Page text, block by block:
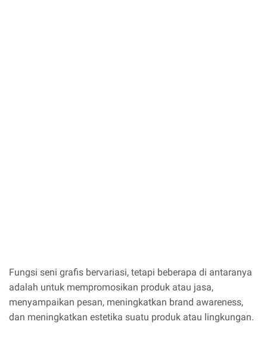
Fungsi seni grafis bervariasi, tetapi beberapa di antaranya
adalah untuk mempromosikan produk atau jasa,
menyampaikan pesan, meningkatkan brand awareness,
dan meningkatkan estetika suatu produk atau lingkungan.